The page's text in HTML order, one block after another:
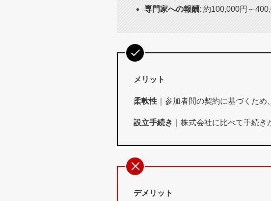
専門家への報酬: 約100,000円～
メリット
柔軟性 ｜参加者間の契約に基づくため
設立手続き ｜株式会社に比べて手続き
デメリット